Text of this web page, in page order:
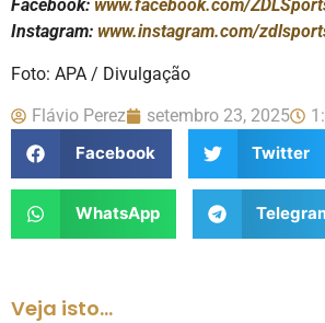
Facebook: www.facebook.com/
Instagram: www.instagram.com/
Foto: APA / Divulgação
Flávio Perez setembro 23, 2025
Facebook
Twitter
WhatsApp
Veja isto...